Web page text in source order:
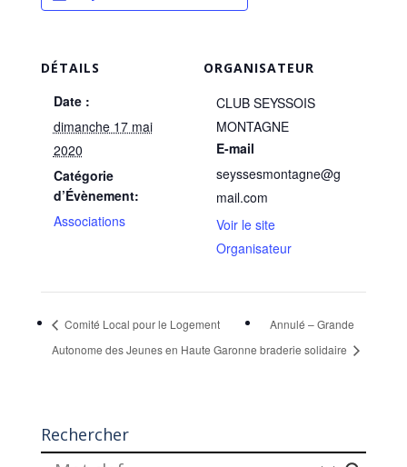
DÉTAILS
Date :
dimanche 17 mai
2020
Catégorie
d’Évènement:
Associations
ORGANISATEUR
CLUB SEYSSOIS
MONTAGNE
E-mail
seyssesmontagne@g
mail.com
Voir le site
Organisateur
Comité Local pour le Logement
Autonome des Jeunes en Haute Garonne
Annulé – Grande
braderie solidaire
Rechercher